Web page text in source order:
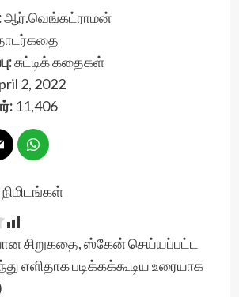
ஆர்.வெங்கட்ராமன்
சுட்டிக் கதைகள்
2, 2022
11,406
நிமிடங்கள்
சிறுகதை, ஸ்கேன் செய்யப்பட்ட
எளிதாக படிக்கக்கூடிய உரையாக